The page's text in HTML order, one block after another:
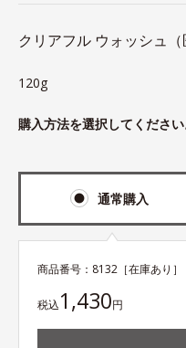
クリアフル ウォッシュ（
120g
購入方法を選択してください
通常購入
商品番号： 8132 ［在庫あり］
税込1,430円